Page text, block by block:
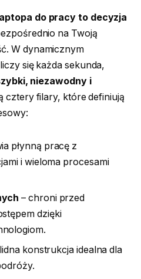
do pracy to decyzja
na Twoją
W dynamicznym
się każda sekunda,
niezawodny i
cztery filary, które definiują
płynną pracę z
i wieloma procesami
– chroni przed
dzięki
konstrukcja idealna dla